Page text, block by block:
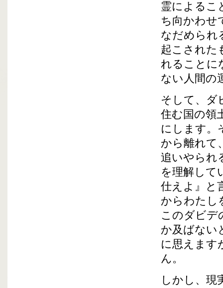
霊によるこ
ち向かわせ
なだめられ
起こされた
れることに
ない人間の
そして、ダ
住む国の領
にします。
から離れて
追いやられ
を理解して
仕えよ』と
からわたし
このダビデ
か及ばない
に思えます
ん。
しかし、現